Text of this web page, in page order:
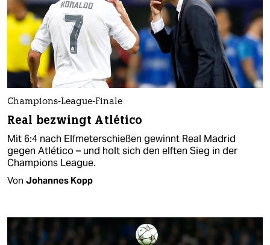
Champions-League-Finale
Real bezwingt Atlético
Mit 6:4 nach Elfmeterschießen gewinnt Real Madrid
gegen Atlético – und holt sich den elften Sieg in der
Champions League.
Von Johannes Kopp